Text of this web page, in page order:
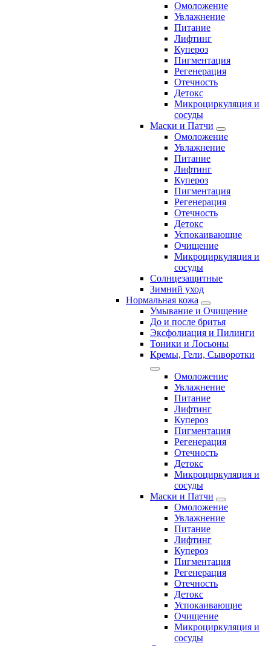
Омоложение
Увлажнение
Питание
Лифтинг
Купероз
Пигментация
Регенерация
Отечность
Детокс
Микроциркуляция и
сосуды
Маски и Патчи
Омоложение
Увлажнение
Питание
Лифтинг
Купероз
Пигментация
Регенерация
Отечность
Детокс
Успокаивающие
Очищение
Микроциркуляция и
сосуды
Солнцезащитные
Зимний уход
Нормальная кожа
Умывание и Очищение
До и после бритья
Эксфолиация и Пилинги
Тоники и Лосьоны
Кремы, Гели, Сыворотки
Омоложение
Увлажнение
Питание
Лифтинг
Купероз
Пигментация
Регенерация
Отечность
Детокс
Микроциркуляция и
сосуды
Маски и Патчи
Омоложение
Увлажнение
Питание
Лифтинг
Купероз
Пигментация
Регенерация
Отечность
Детокс
Успокаивающие
Очищение
Микроциркуляция и
сосуды